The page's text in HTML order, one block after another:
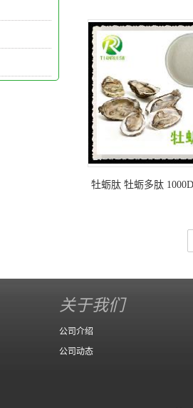
牡蛎肽 牡蛎多肽
关于我们
公司介绍
公司动态